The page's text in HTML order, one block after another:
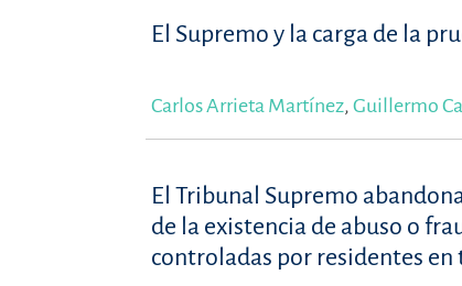
El Supremo y la carga de la
Carlos Arrieta Martínez, Guillermo
El Tribunal Supremo
de la existencia de abuso o
controladas por residentes